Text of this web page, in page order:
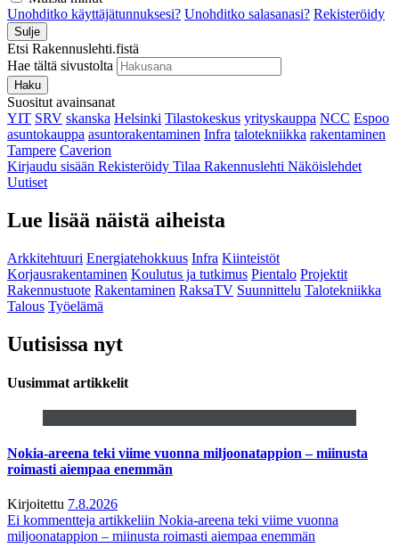
Unohditko käyttäjätunnuksesi? Unohditko salasanasi? Rekisteröidy
Sulje
Etsi Rakennuslehti.fistä
Hae tältä sivustolta
Haku
Suositut avainsanat
YIT SRV skanska Helsinki Tilastokeskus yrityskauppa NCC Espoo
asuntokauppa asuntorakentaminen Infra talotekniikka rakentaminen
Tampere Caverion
Kirjaudu sisään Rekisteröidy Tilaa Rakennuslehti Näköislehdet
Uutiset
Lue lisää näistä aiheista
Arkkitehtuuri Energiatehokkuus Infra Kiinteistöt
Korjausrakentaminen Koulutus ja tutkimus Pientalo Projektit
Rakennustuote Rakentaminen RaksaTV Suunnittelu Talotekniikka
Talous Työelämä
Uutisissa nyt
Uusimmat artikkelit
Nokia-areena teki viime vuonna miljoonatappion – miinusta
roimasti aiempaa enemmän
Kirjoitettu 7.8.2026
Ei kommentteja artikkeliin Nokia-areena teki viime vuonna
miljoonatappion – miinusta roimasti aiempaa enemmän